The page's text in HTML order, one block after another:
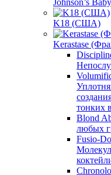
Johnson’s
K18 (США)
Kerastase
тонких
Blond
любых
Fusio-